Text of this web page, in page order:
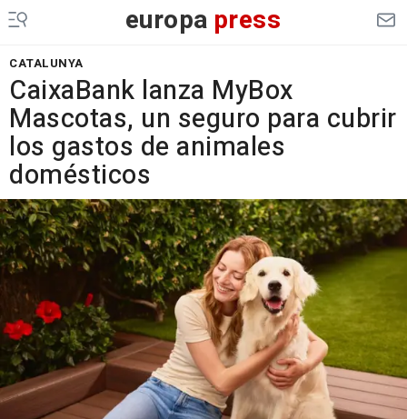
europa press
CATALUNYA
CaixaBank lanza MyBox
Mascotas, un seguro para cubrir
los gastos de animales
domésticos